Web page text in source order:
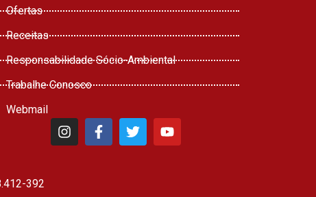
Ofertas
Receitas
Responsabilidade Sócio-Ambiental
Trabalhe Conosco
Webmail
392